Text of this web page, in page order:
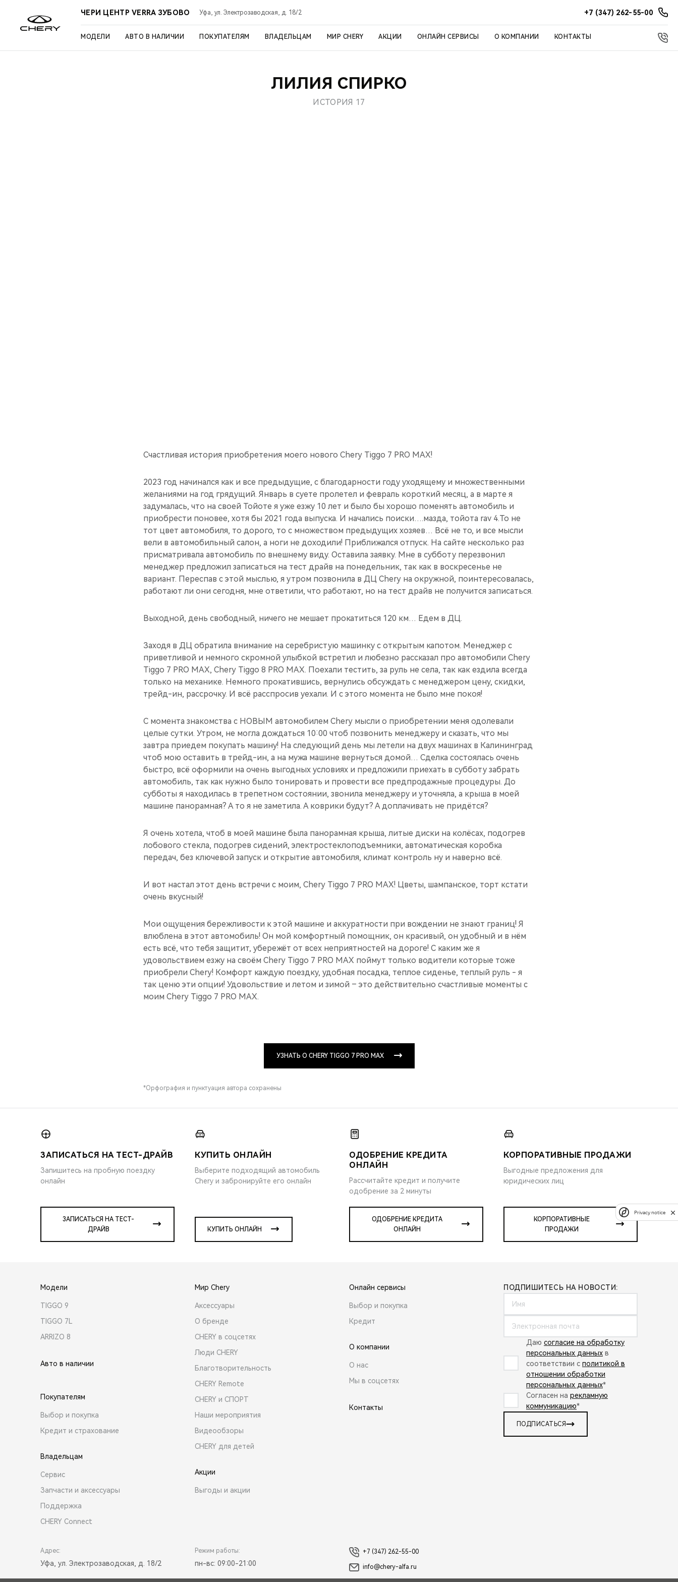
ЧЕРИ ЦЕНТР VERRA ЗУБОВО Уфа, ул. Электрозаводская, д. 18/2 +7 (347) 262-55-00
МОДЕЛИ АВТО В НАЛИЧИИ ПОКУПАТЕЛЯМ ВЛАДЕЛЬЦАМ МИР CHERY АКЦИИ ОНЛАЙН СЕРВИСЫ О КОМПАНИИ КОНТАКТЫ
ЛИЛИЯ СПИРКО
ИСТОРИЯ 17
Счастливая история приобретения моего нового Chery Tiggo 7 PRO MAX!
2023 год начинался как и все предыдущие, с благодарности году уходящему и множественными
желаниями на год грядущий. Январь в суете пролетел и февраль короткий месяц, а в марте я
задумалась, что на своей Тойоте я уже езжу 10 лет и было бы хорошо поменять автомобиль и
приобрести поновее, хотя бы 2021 года выпуска. И начались поиски….мазда, тойота rav 4.То не
тот цвет автомобиля, то дорого, то с множеством предыдущих хозяев… Всё не то, и все мысли
вели в автомобильный салон, а ноги не доходили! Приближался отпуск. На сайте несколько раз
присматривала автомобиль по внешнему виду. Оставила заявку. Мне в субботу перезвонил
менеджер предложил записаться на тест драйв на понедельник, так как в воскресенье не
вариант. Переспав с этой мыслью, я утром позвонила в ДЦ Chery на окружной, поинтересовалась,
работают ли они сегодня, мне ответили, что работают, но на тест драйв не получится записаться.
Выходной, день свободный, ничего не мешает прокатиться 120 км… Едем в ДЦ.
Заходя в ДЦ обратила внимание на серебристую машинку с открытым капотом. Менеджер с
приветливой и немного скромной улыбкой встретил и любезно рассказал про автомобили Chery
Tiggo 7 PRO MAX, Chery Tiggo 8 PRO MAX. Поехали тестить, за руль не села, так как ездила всегда
только на механике. Немного прокатившись, вернулись обсуждать с менеджером цену, скидки,
трейд-ин, рассрочку. И всё расспросив уехали. И с этого момента не было мне покоя!
С момента знакомства с НОВЫМ автомобилем Сhery мысли о приобретении меня одолевали
целые сутки. Утром, не могла дождаться 10:00 чтоб позвонить менеджеру и сказать, что мы
завтра приедем покупать машину! На следующий день мы летели на двух машинах в Калининград
чтоб мою оставить в трейд-ин, а на мужа машине вернуться домой… Сделка состоялась очень
быстро, всё оформили на очень выгодных условиях и предложили приехать в субботу забрать
автомобиль, так как нужно было тонировать и провести все предпродажные процедуры. До
субботы я находилась в трепетном состоянии, звонила менеджеру и уточняла, а крыша в моей
машине панорамная? А то я не заметила. А коврики будут? А доплачивать не придётся?
Я очень хотела, чтоб в моей машине была панорамная крыша, литые диски на колёсах, подогрев
лобового стекла, подогрев сидений, электростеклоподъемники, автоматическая коробка
передач, без ключевой запуск и открытие автомобиля, климат контроль ну и наверно всё.
И вот настал этот день встречи с моим, Chery Tiggo 7 PRO MAX! Цветы, шампанское, торт кстати
очень вкусный!
Мои ощущения бережливости к этой машине и аккуратности при вождении не знают границ! Я
влюблена в этот автомобиль! Он мой комфортный помощник, он красивый, он удобный и в нём
есть всё, что тебя защитит, убережёт от всех неприятностей на дороге! С каким же я
удовольствием езжу на своём Chery Tiggo 7 PRO MAX поймут только водители которые тоже
приобрели Сhery! Комфорт каждую поездку, удобная посадка, теплое сиденье, теплый руль - я
так ценю эти опции! Удовольствие и летом и зимой – это действительно счастливые моменты с
моим Chery Tiggo 7 PRO MAX.
УЗНАТЬ О CHERY TIGGO 7 PRO MAX
*Орфография и пунктуация автора сохранены
ЗАПИСАТЬСЯ НА ТЕСТ-ДРАЙВ
Запишитесь на пробную поездку
онлайн
ЗАПИСАТЬСЯ НА ТЕСТ-
ДРАЙВ
КУПИТЬ ОНЛАЙН
Выберите подходящий автомобиль
Chery и забронируйте его онлайн
КУПИТЬ ОНЛАЙН
ОДОБРЕНИЕ КРЕДИТА
ОНЛАЙН
Рассчитайте кредит и получите
одобрение за 2 минуты
ОДОБРЕНИЕ КРЕДИТА
ОНЛАЙН
КОРПОРАТИВНЫЕ ПРОДАЖИ
Выгодные предложения для
юридических лиц
КОРПОРАТИВНЫЕ
ПРОДАЖИ
Модели
TIGGO 9
TIGGO 7L
ARRIZO 8
Авто в наличии
Покупателям
Выбор и покупка
Кредит и страхование
Владельцам
Сервис
Запчасти и аксессуары
Поддержка
CHERY Connect
Мир Chery
Аксессуары
О бренде
CHERY в соцсетях
Люди CHERY
Благотворительность
CHERY Remote
CHERY и СПОРТ
Наши мероприятия
Видеообзоры
CHERY для детей
Акции
Выгоды и акции
Онлайн сервисы
Выбор и покупка
Кредит
О компании
О нас
Мы в соцсетях
Контакты
ПОДПИШИТЕСЬ НА НОВОСТИ:
Даю согласие на обработку
персональных данных в
соответствии с политикой в
отношении обработки
персональных данных*
Согласен на рекламную
коммуникацию*
ПОДПИСАТЬСЯ
Адрес:
Уфа, ул. Электрозаводская, д. 18/2
Режим работы:
пн-вс: 09:00-21:00
+7 (347) 262-55-00
info@chery-alfa.ru
Privacy notice